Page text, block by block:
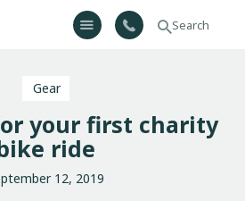
Bikelab
Εμάς
Gear
your first charity
ride
12, 2019